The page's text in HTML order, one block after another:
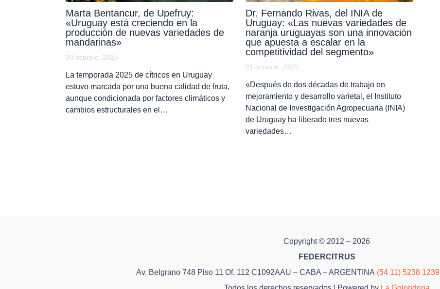
Marta Bentancur, de Upefruy:
«Uruguay está creciendo en la
producción de nuevas variedades de
mandarinas»
30 octubre, 2025
La temporada 2025 de cítricos en Uruguay
estuvo marcada por una buena calidad de fruta,
aunque condicionada por factores climáticos y
cambios estructurales en el…
Dr. Fernando Rivas, del INIA de
Uruguay: «Las nuevas variedades de
naranja uruguayas son una innovación
que apuesta a escalar en la
competitividad del segmento»
21 octubre, 2025
«Después de dos décadas de trabajo en
mejoramiento y desarrollo varietal, el Instituto
Nacional de Investigación Agropecuaria (INIA)
de Uruguay ha liberado tres nuevas
variedades…
Copyright © 2012 – 2026
FEDERCITRUS
Av. Belgrano 748 Piso 11 Of. 112 C1092AAU – CABA – ARGENTINA (54 11) 5238 1239